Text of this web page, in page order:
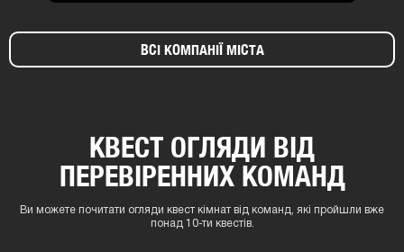
ВСІ КОМПАНІЇ МІСТА
КВЕСТ ОГЛЯДИ ВІД
ПЕРЕВІРЕННИХ КОМАНД
Ви можете почитати огляди квест кімнат від команд, які пройшли вже
понад 10-ти квестів.